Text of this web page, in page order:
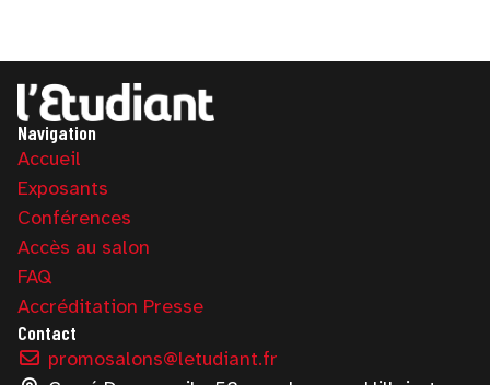
Navigation
Accueil
Exposants
Conférences
Accès au salon
FAQ
Accréditation Presse
Contact
promosalons@letudiant.fr